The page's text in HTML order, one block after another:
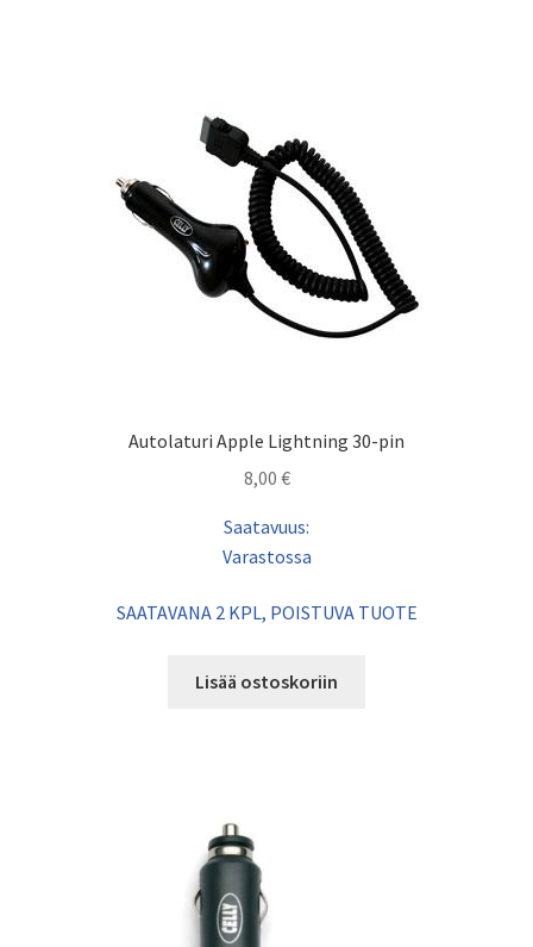
Autolaturi Apple Lightning 30-pin
8,00 €
Saatavuus:
Varastossa
SAATAVANA 2 KPL, POISTUVA TUOTE
Lisää ostoskoriin